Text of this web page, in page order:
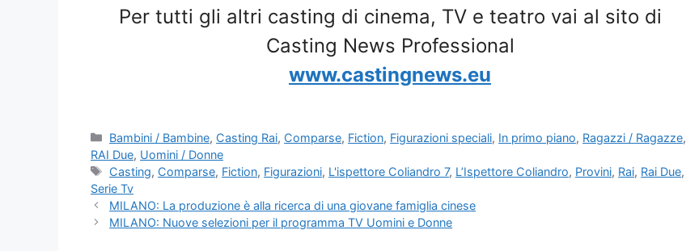
Per tutti gli altri casting di cinema, TV e teatro vai al sito di
Casting News Professional
www.castingnews.eu
Categorie
Bambini / Bambine, Casting Rai, Comparse, Fiction, Figurazioni speciali, In primo piano, Ragazzi / Ragazze,
RAI Due, Uomini / Donne
Tag
Casting, Comparse, Fiction, Figurazioni, L'ispettore Coliandro 7, L’Ispettore Coliandro, Provini, Rai, Rai Due,
Serie Tv
MILANO: La produzione è alla ricerca di una giovane famiglia cinese
MILANO: Nuove selezioni per il programma TV Uomini e Donne